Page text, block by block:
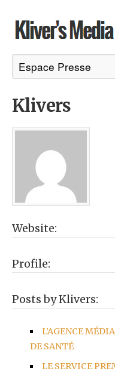
Klivers
Website:
Profile:
Posts by Klivers:
L’AGENCE
DE SANTÉ
LE SERVICE